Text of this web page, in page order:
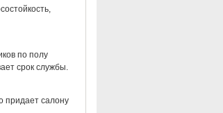
по полу
срок службы.
придает салону